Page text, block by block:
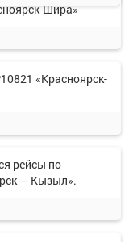
Шира»
«Красноярск-
рейсы по
— Кызыл».